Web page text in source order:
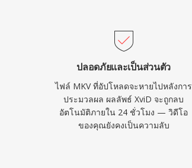
ปลอดภัยและเป็นส่วนตัว
ไฟล์ MKV ที่อัปโหลดจะหายไปหลังการ
ประมวลผล ผลลัพธ์ XviD จะถูกลบ
อัตโนมัติภายใน 24 ชั่วโมง — วิดีโอ
ของคุณยังคงเป็นความลับ